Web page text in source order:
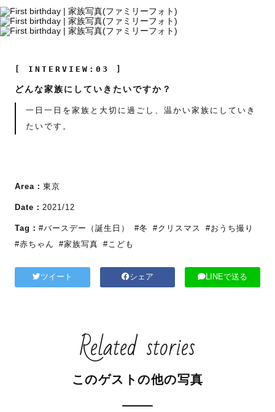
[ INTERVIEW:03 ]
どんな家族にしていきたいですか？
一日一日を家族と大切に過ごし、温かい家族にしていき
たいです。
Area： 東京
Date： 2021/12
Tag： #バースデー（誕生日） #冬 #クリスマス
#おうち撮り
#赤ちゃん
#家族写真 #こども
ツイート シェア LINEで送る
Related stories
このゲストの他の写真